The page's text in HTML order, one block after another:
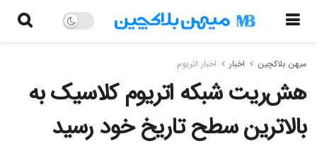
میهن بلاکچین اخبار اخبار اتریوم
هش‌ریت شبکه اتریوم کلاسیک به
بالاترین سطح تاریخ خود رسید